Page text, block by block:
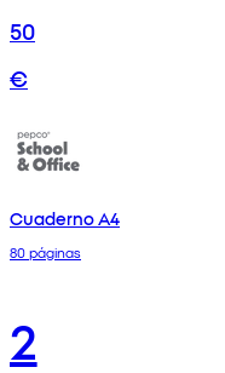
50
€
Cuaderno A4
80 páginas
2